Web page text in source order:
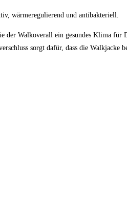
wärmeregulierend und antibakteriell.
der Walkoverall ein gesundes Klima
sorgt dafür, dass die Walkjacke